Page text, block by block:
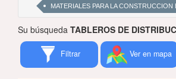
MATERIALES PARA LA CONSTRUCCION
Su búsqueda TABLEROS DE
Filtrar Ver en mapa